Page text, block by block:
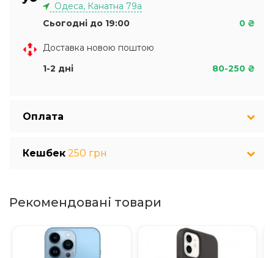
Одеса, Канатна 79а
Сьогодні до 19:00
0 ₴
Доставка новою поштою
1-2 дні
80-250 ₴
Оплата
Кешбек 250 грн
Рекомендовані товари